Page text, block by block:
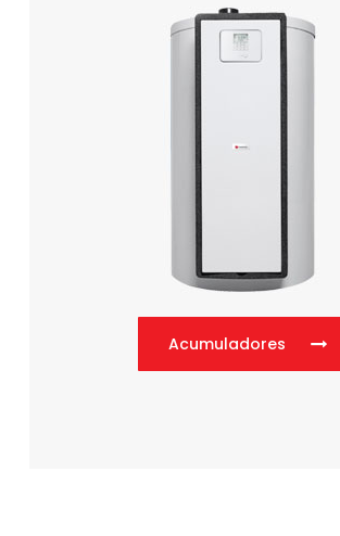
Acumuladores